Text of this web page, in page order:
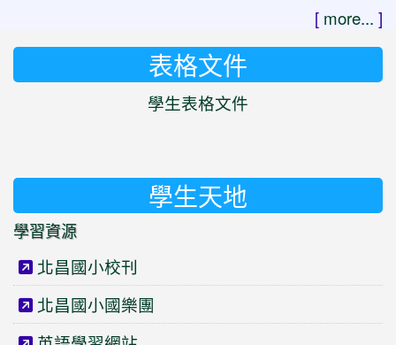
[ more... ]
表格文件
學生表格文件
學生天地
學習資源
北昌國小校刊
北昌國小國樂團